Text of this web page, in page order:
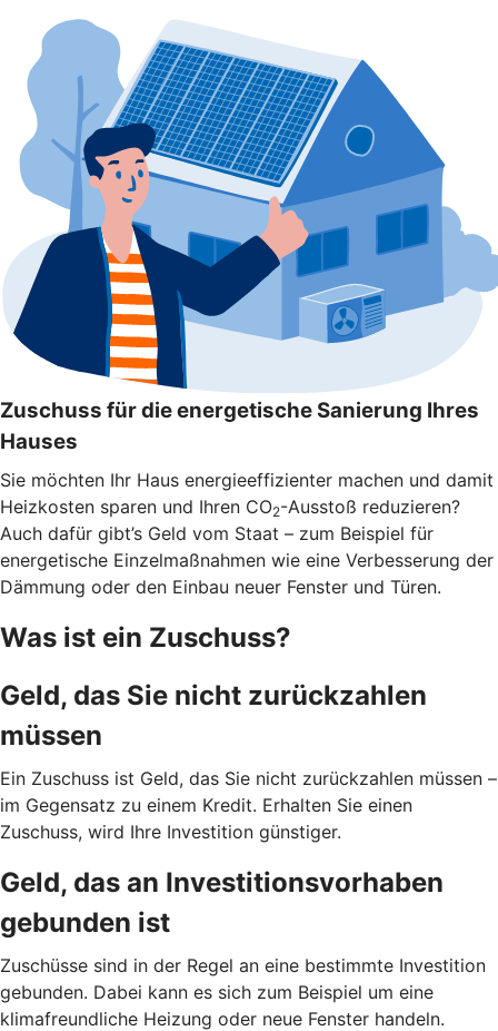
Zuschuss für die energetische Sanierung Ihres
Hauses
Sie möchten Ihr Haus energieeffizienter machen und damit
Heizkosten sparen und Ihren CO2-Ausstoß reduzieren?
Auch dafür gibt’s Geld vom Staat – zum Beispiel für
energetische Einzelmaßnahmen wie eine Verbesserung der
Dämmung oder den Einbau neuer Fenster und Türen.
Was ist ein Zuschuss?
Geld, das Sie nicht zurückzahlen
müssen
Ein Zuschuss ist Geld, das Sie nicht zurückzahlen müssen –
im Gegensatz zu einem Kredit. Erhalten Sie einen
Zuschuss, wird Ihre Investition günstiger.
Geld, das an Investitionsvorhaben
gebunden ist
Zuschüsse sind in der Regel an eine bestimmte Investition
gebunden. Dabei kann es sich zum Beispiel um eine
klimafreundliche Heizung oder neue Fenster handeln.